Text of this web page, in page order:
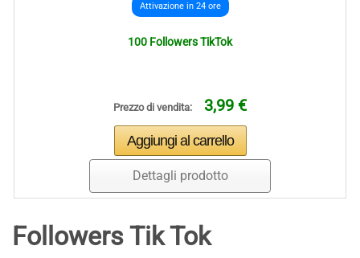
Attivazione in 24 ore
100 Followers TikTok
Prezzo di vendita: 3,99 €
Dettagli prodotto
Followers Tik Tok